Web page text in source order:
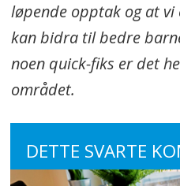
løpende opptak og at
kan bidra til bedre
noen quick-fiks er det
området.
DETTE SVARTE